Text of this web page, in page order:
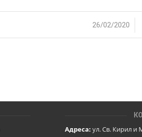
26/02/2020
/
Адреса: ул. Св. Кирил и